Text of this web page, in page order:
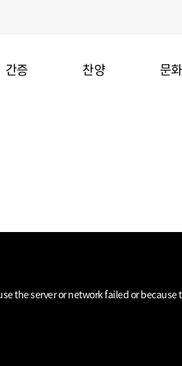
간증 찬양 문화
the server or network failed or